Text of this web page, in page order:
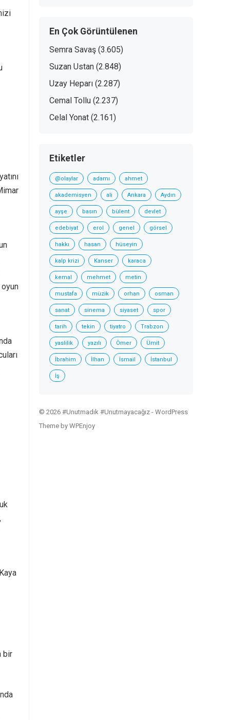
oyun
bir
En Çok Görüntülenen
Semra Savaş (3.605)
Suzan Ustan (2.848)
Uzay Heparı (2.287)
Cemal Tollu (2.237)
Celal Yonat (2.161)
Etiketler
@olaylar adamı ahmet
akademisyen ali Ankara Aydın
ayşe basın bülent devlet
edebiyat erol genel görsel
hakkı hasan hüseyin
kalp krizi Kanser karaca
kemal mehmet metin
mustafa müzik orhan osman
sanat sinema siyaset spor
tarih tekin tiyatro Trabzon
yaslilik yazılı Ömer Ümit
İbrahim İlhan İsmail İstanbul
İş
© 2026 #Unutmadık #Unutmayacağız - WordPress
Theme by WPEnjoy